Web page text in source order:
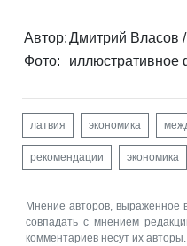
Автор:Дмитрий Власов
Фото:
иллюстративное
латвия экономика
рекомендации экономика
Мнение авторов, выраженное
совпадать с мнением
комментариев несут их авторы.